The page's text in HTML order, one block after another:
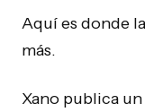
Aquí es donde
más.
Xano publica un